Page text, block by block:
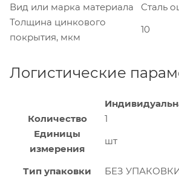
Вид или марка материала
Сталь
Толщина цинкового
покрытия, мкм
10
Логистические
Количество
1
Единицы
измерения
шт
Тип упаковки БЕЗ